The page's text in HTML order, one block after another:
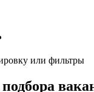
или фильтры